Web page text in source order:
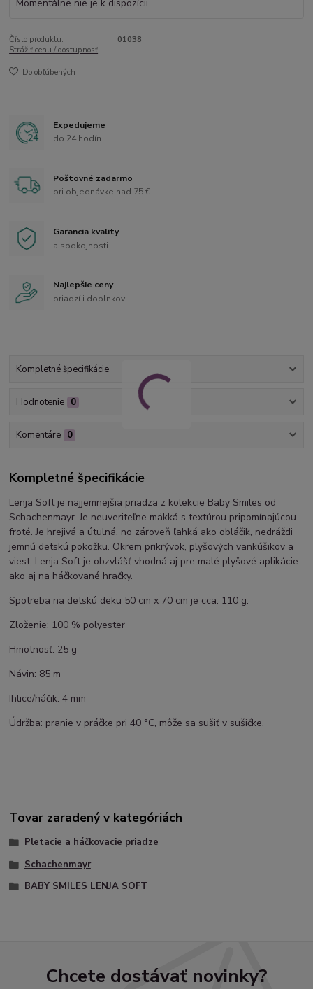
Momentálne nie je k dispozícii
Číslo produktu:
01038
Strážiť cenu / dostupnosť
Do obľúbených
Expedujeme
do 24 hodín
Poštovné zadarmo
pri objednávke nad 75 €
Garancia kvality
a spokojnosti
Najlepšie ceny
priadzí i doplnkov
Kompletné špecifikácie
Hodnotenie 0
Komentáre 0
Kompletné špecifikácie
Lenja Soft je najjemnejšia priadza z kolekcie Baby Smiles od
Schachenmayr. Je neuveriteľne mäkká s textúrou pripomínajúcou
froté. Je hrejivá a útulná, no zároveň ľahká ako obláčik, nedráždi
jemnú detskú pokožku. Okrem prikrývok, plyšových vankúšikov a
viest, Lenja Soft je obzvlášť vhodná aj pre malé plyšové aplikácie
ako aj na háčkované hračky.
Spotreba na detskú deku 50 cm x 70 cm je cca. 110 g.
Zloženie: 100 % polyester
Hmotnosť: 25 g
Návin: 85 m
Ihlice/háčik: 4 mm
Údržba: pranie v práčke pri 40 °C, môže sa sušiť v sušičke.
Tovar zaradený v kategóriách
Pletacie a háčkovacie priadze
Schachenmayr
BABY SMILES LENJA SOFT
Chcete dostávať novinky?